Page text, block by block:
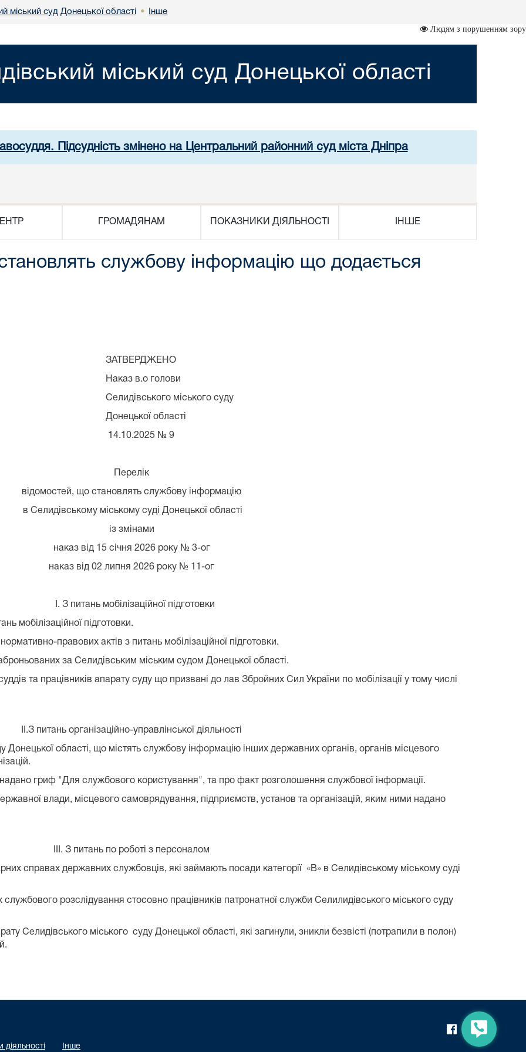
міський суд Донецької області • Інше
Людям з порушенням зору
міський суд Донецької області
Підсудність змінено на Центральний районний суд міста Дніпра
ГРОМАДЯНАМ ПОКАЗНИКИ ДІЯЛЬНОСТІ ІНШЕ
становлять службову інформацію що додається
голови
міського суду
області
№ 9
Перелік
відомостей, що становлять службову інформацію
в Селидівському міському суді Донецької області
із змінами
наказ від 15 січня 2026 року № 3-ог
наказ від 02 липня 2026 року № 11-ог
I. З питань мобілізаційної підготовки
мобілізаційної підготовки.
правових актів з питань мобілізаційної підготовки.
за Селидівським міським судом Донецької області.
та працівників апарату суду що призвані до лав Збройних Сил України по мобілізації у тому числі
II.З питань організаційно-управлінської діяльності
області, що містять службову інформацію інших державних органів, органів місцевого
гриф "Для службового користування", та про факт розголошення службової інформації.
влади, місцевого самоврядування, підприємств, установ та організацій, яким ними надано
III. З питань по роботі з персоналом
справах державних службовців, які займають посади категорії «В» в Селидівському міському суді
розслідування стосовно працівників патронатної служби Селилидівського міського суду
Селидівського міського суду Донецької області, які загинули, зникли безвісті (потрапили в полон)
діяльності Інше